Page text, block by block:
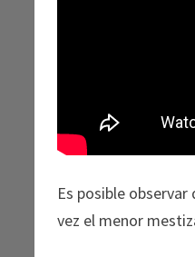
Es posible
vez el menor